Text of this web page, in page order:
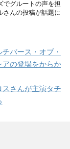
でグルートの声を担
さんの投稿が話題に
バース・オブ・
アの登場をからか
スさんが主演タチ